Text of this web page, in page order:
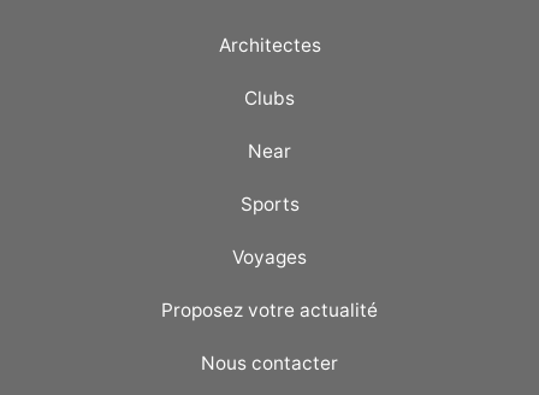
Architectes
Clubs
Near
Sports
Voyages
Proposez votre actualité
Nous contacter